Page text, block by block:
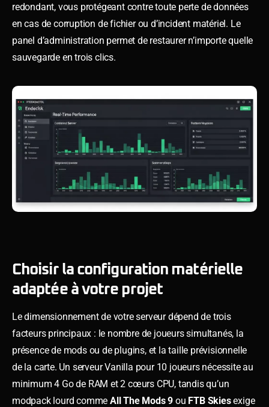
redondant, vous protégeant contre toute perte de données
en cas de corruption de fichier ou d’incident matériel. Le
panel d’administration permet de restaurer n’importe quelle
sauvegarde en trois clics.
Choisir la configuration matérielle
adaptée à votre projet
Le dimensionnement de votre serveur dépend de trois
facteurs principaux : le nombre de joueurs simultanés, la
présence de mods ou de plugins, et la taille prévisionnelle
de la carte. Un serveur Vanilla pour 10 joueurs nécessite au
minimum 4 Go de RAM et 2 cœurs CPU, tandis qu’un
modpack lourd commeAll The Mods 9 ou FTB Skiesexige